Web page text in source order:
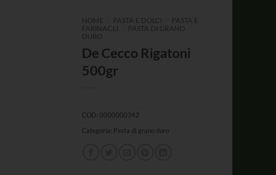
HOME PASTA E DOLCI
PASTA E
FARINACEI
PASTA DI GRANO
DURO
De Cecco Rigatoni
500gr
COD: 0000000342
Categoria: Pasta di grano duro